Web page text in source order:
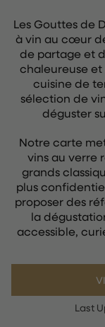
Les Gouttes de
à vin au cœur
de partage et
chaleureuse
cuisine de
sélection de
déguster
Notre carte
vins au verre
grands
plus
proposer des
la
accessible,
Last